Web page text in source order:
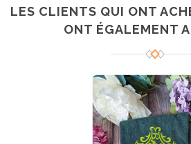
LES CLIENTS QUI ONT
ONT ÉGALEMENT